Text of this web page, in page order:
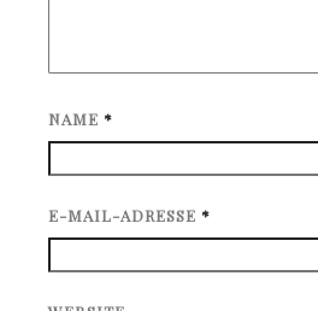
NAME *
E-MAIL-ADRESSE *